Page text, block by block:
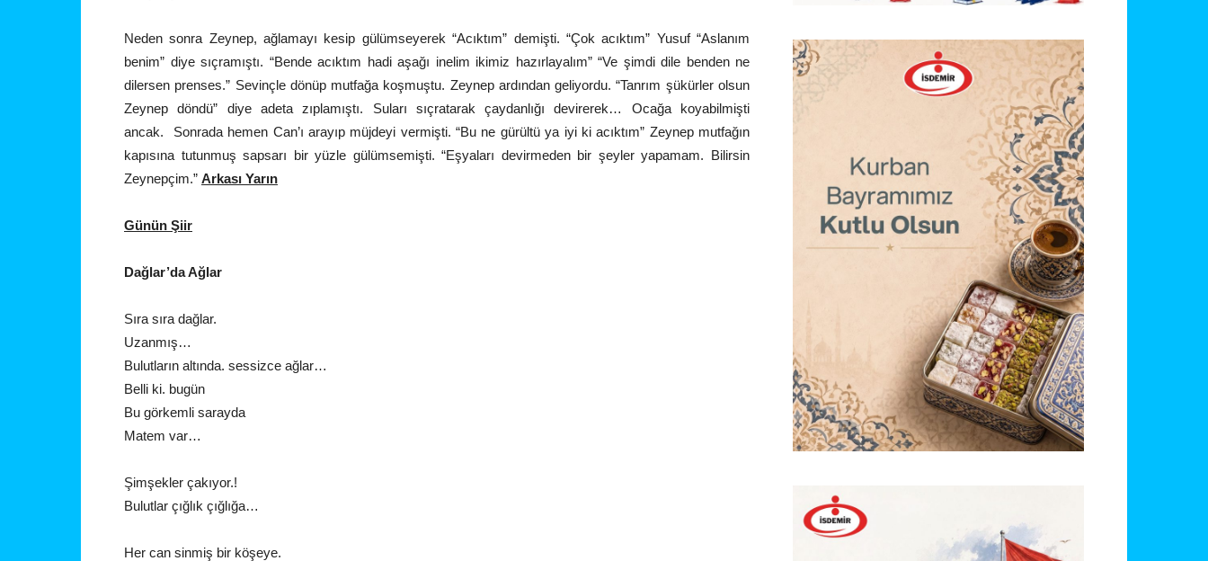
Neden sonra Zeynep, ağlamayı kesip gülümseyerek “Acıktım” demişti. “Çok acıktım” Yusuf “Aslanım
benim” diye sıçramıştı. “Bende acıktım hadi aşağı inelim ikimiz hazırlayalım” “Ve şimdi dile benden ne
dilersen prenses.” Sevinçle dönüp mutfağa koşmuştu. Zeynep ardından geliyordu. “Tanrım şükürler olsun
Zeynep döndü” diye adeta zıplamıştı. Suları sıçratarak çaydanlığı devirerek… Ocağa koyabilmişti
ancak. Sonrada hemen Can’ı arayıp müjdeyi vermişti. “Bu ne gürültü ya iyi ki acıktım” Zeynep mutfağın
kapısına tutunmuş sapsarı bir yüzle gülümsemişti. “Eşyaları devirmeden bir şeyler yapamam. Bilirsin
Zeynepçim.” Arkası Yarın
Günün Şiir
Dağlar’da Ağlar
Sıra sıra dağlar.
Uzanmış…
Bulutların altında. sessizce ağlar…
Belli ki. bugün
Bu görkemli sarayda
Matem var…
Şimşekler çakıyor.!
Bulutlar çığlık çığlığa…
Her can sinmiş bir köşeye.